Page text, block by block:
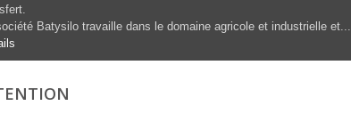
Batysilo travaille dans le domaine agricole et industrielle et...